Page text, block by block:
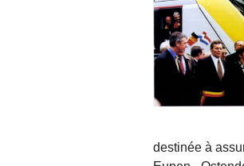
destinée à